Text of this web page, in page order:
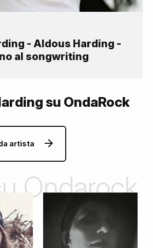
- Aldous Harding -
al songwriting
su OndaRock
artista
Ondarock